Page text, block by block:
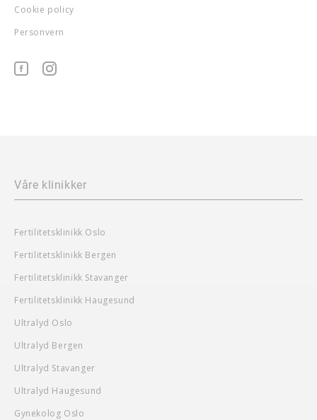
Cookie policy
Personvern
Våre klinikker
Fertilitetsklinikk Oslo
Fertilitetsklinikk Bergen
Fertilitetsklinikk Stavanger
Fertilitetsklinikk Haugesund
Ultralyd Oslo
Ultralyd Bergen
Ultralyd Stavanger
Ultralyd Haugesund
Gynekolog Oslo